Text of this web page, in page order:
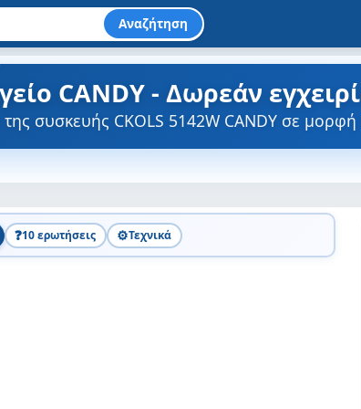
Αναζήτηση
CANDY - Δωρεάν
της συσκευής CKOLS 5142W CANDY σε μορφή
❓10 ερωτήσεις ⚙️Τεχνικά